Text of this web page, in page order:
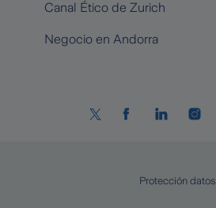
Canal Ético de Zurich
Negocio en Andorra
Protección datos